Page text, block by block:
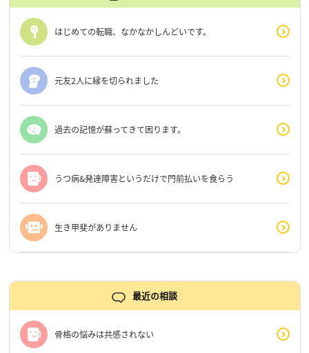
はじめての転職、なかなかしんどいです。
元友2人に縁を切られました
過去の記憶が蘇ってきて困ります。
うつ病&発達障害というだけで門前払いを食らう
生き甲斐がありません
最近の相談
骨格の悩みは共感されない